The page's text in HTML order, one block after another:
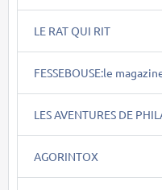
LE RAT QUI RIT
FESSEBOUSE:le
LES AVENTURES DE
AGORINTOX